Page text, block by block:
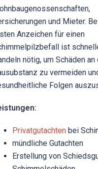
und Mieter.
Anzeichen für einen
ist
nötig, um Schäden an
zu vermeiden
Folgen
Privatgutachten bei
mündliche Gutachten
Erstellung von